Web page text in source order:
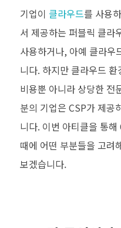
기업이 클라우드를 사용
서 제공하는 퍼블릭 클라
사용하거나, 아예 클라우
니다. 하지만 클라우드
비용뿐 아니라 상당한 전
분의 기업은 CSP가 제공
니다. 이번 아티클을 통해
때에 어떤 부분들을 고려
보겠습니다.